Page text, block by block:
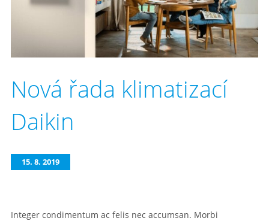
Nová řada klimatizací
Daikin
15. 8. 2019
Integer condimentum ac felis nec accumsan. Morbi